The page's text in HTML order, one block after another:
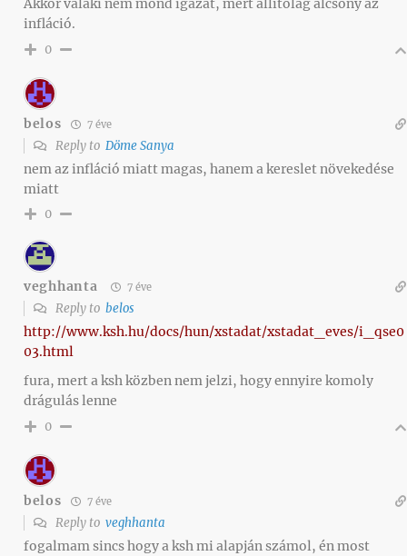
Akkor valaki nem mond igazat, mert állítólag alcsony az
infláció.
0
belos 7 éve
Reply to Döme Sanya
nem az infláció miatt magas, hanem a kereslet növekedése
miatt
0
veghhanta 7 éve
Reply to belos
http://www.ksh.hu/docs/hun/xstadat/xstadat_eves/i_qse0
03.html
fura, mert a ksh közben nem jelzi, hogy ennyire komoly
drágulás lenne
0
belos 7 éve
Reply to veghhanta
fogalmam sincs hogy a ksh mi alapján számol, én most